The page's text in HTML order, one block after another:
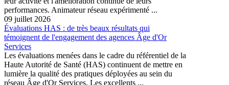
performances. Animateur réseau expérimenté ...
09 juillet 2026
Évaluations HAS : de très beaux résultats qui
témoignent de l'engagement des agences Âge d'Or
Services
Les évaluations menées dans le cadre du référentiel de la
Haute Autorité de Santé (HAS) continuent de mettre en
lumière la qualité des pratiques déployées au sein du
réseau Âge d'Or Services. Les excellents ...